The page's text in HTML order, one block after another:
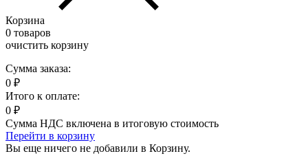
Корзина
0 товаров
очистить корзину
Сумма заказа:
0 ₽
Итого к оплате:
0 ₽
Сумма НДС включена в итоговую стоимость
Перейти в корзину
Вы еще ничего не добавили в Корзину.